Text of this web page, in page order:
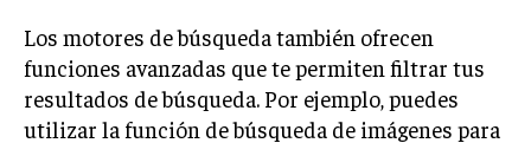
Los motores de búsqueda también ofrecen
funciones avanzadas que te permiten filtrar tus
resultados de búsqueda. Por ejemplo, puedes
utilizar la función de búsqueda de imágenes para